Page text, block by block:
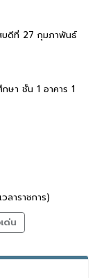
บดีที่ 27 กุมภาพันธ์
า ชั้น 1 อาคาร 1
ลาราชการ)
ด่น